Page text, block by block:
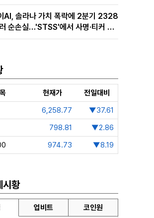
AI, 솔라나 가치 폭락에 2분기 2328
순손실…'STSS'에서 사명·티커 변
현재가
전일대비
6,258.77
▼37.61
798.81
▼2.86
974.73 ▼8.19
시황
업비트 코인원